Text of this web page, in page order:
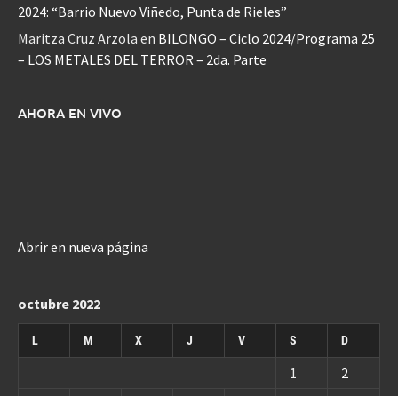
2024: “Barrio Nuevo Viñedo, Punta de Rieles”
Maritza Cruz Arzola en BILONGO – Ciclo 2024/Programa 25
– LOS METALES DEL TERROR – 2da. Parte
AHORA EN VIVO
Abrir en nueva página
octubre 2022
L M X J V S D
1
2